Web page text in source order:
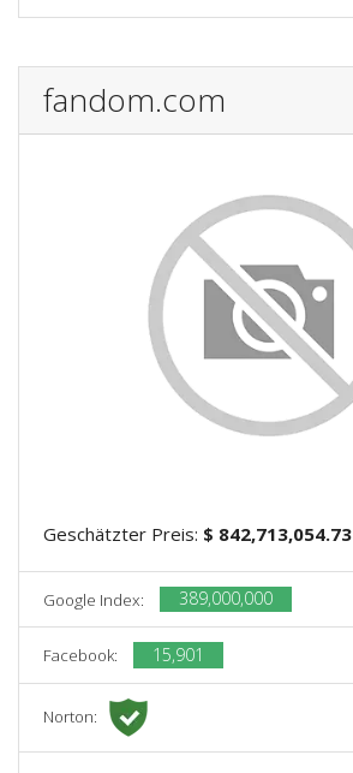
fandom.com
Geschätzter Preis: $ 842,713,054.73
Google Index: 389,000,000
Facebook: 15,901
Norton: